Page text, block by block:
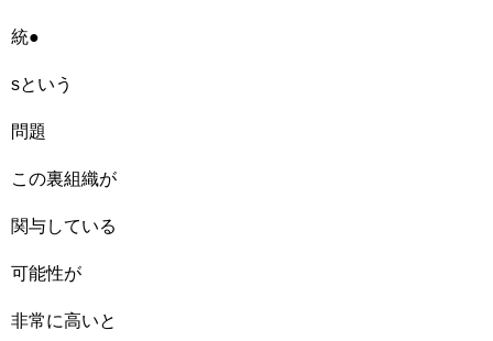
統●
sという
問題
この裏組織が
関与している
可能性が
非常に高いと